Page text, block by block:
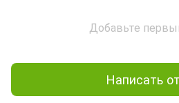
Добавьте
Написать